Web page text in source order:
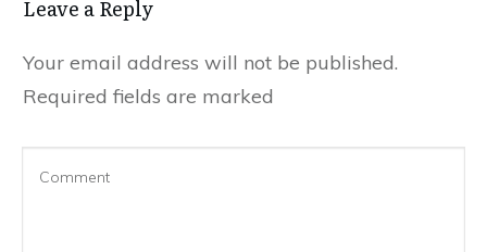
Leave a Reply
Your email address will not be published.
Required fields are marked